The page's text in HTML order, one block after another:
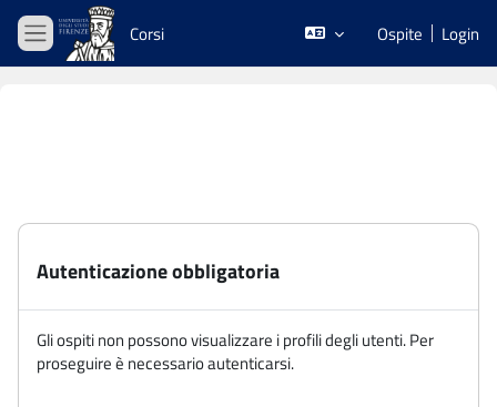
Vai al contenuto principale
Pannello laterale
Corsi Ospite Login
Autenticazione obbligatoria
Gli ospiti non possono visualizzare i profili degli utenti. Per
proseguire è necessario autenticarsi.